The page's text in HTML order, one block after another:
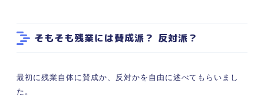
そもそも残業には賛成派？ 反対派？
最初に残業自体に賛成か、反対かを自由に述べてもらいまし
た。